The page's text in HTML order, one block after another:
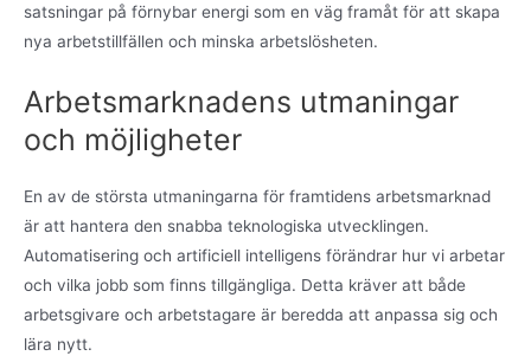
satsningar på förnybar energi som en väg framåt för att skapa
nya arbetstillfällen och minska arbetslösheten.
Arbetsmarknadens utmaningar
och möjligheter
En av de största utmaningarna för framtidens arbetsmarknad
är att hantera den snabba teknologiska utvecklingen.
Automatisering och artificiell intelligens förändrar hur vi arbetar
och vilka jobb som finns tillgängliga. Detta kräver att både
arbetsgivare och arbetstagare är beredda att anpassa sig och
lära nytt.